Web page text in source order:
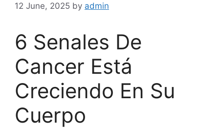
12 June, 2025 by admin
6 Senales De
Cancer Está
Creciendo En Su
Cuerpo